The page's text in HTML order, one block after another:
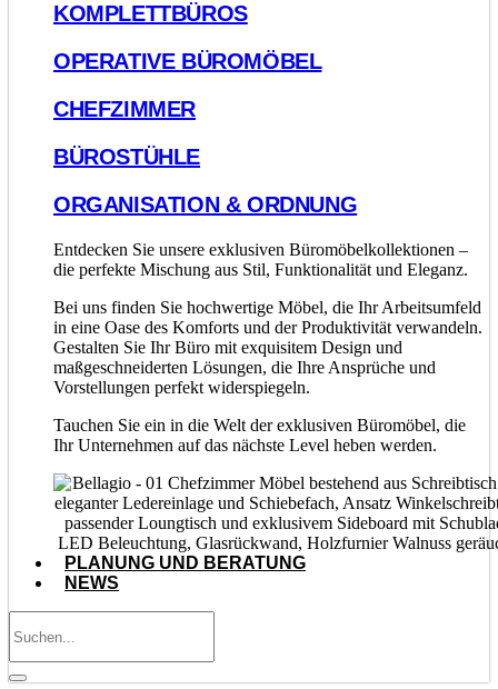
KOMPLETTBÜROS
OPERATIVE BÜROMÖBEL
CHEFZIMMER
BÜROSTÜHLE
ORGANISATION & ORDNUNG
Entdecken Sie unsere exklusiven Büromöbelkollektionen –
die perfekte Mischung aus Stil, Funktionalität und Eleganz.
Bei uns finden Sie hochwertige Möbel, die Ihr Arbeitsumfeld
in eine Oase des Komforts und der Produktivität verwandeln.
Gestalten Sie Ihr Büro mit exquisitem Design und
maßgeschneiderten Lösungen, die Ihre Ansprüche und
Vorstellungen perfekt widerspiegeln.
Tauchen Sie ein in die Welt der exklusiven Büromöbel, die
Ihr Unternehmen auf das nächste Level heben werden.
PLANUNG UND BERATUNG
NEWS